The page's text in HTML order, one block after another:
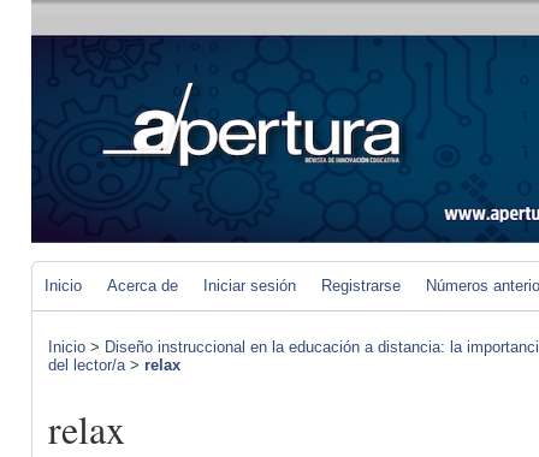
Inicio Acerca de Iniciar sesión Registrarse Números
Inicio > Diseño instruccional en la educación a distancia: la
del lector/a> relax
relax